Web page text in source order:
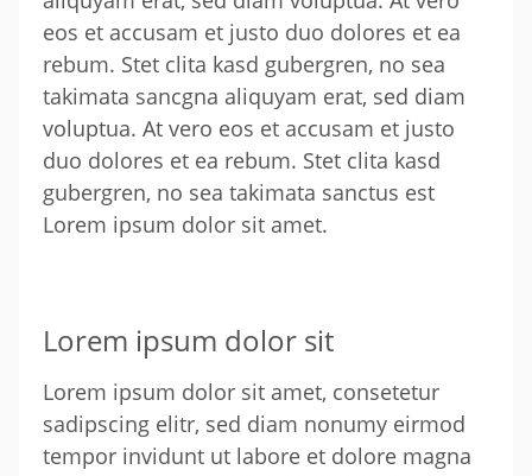
eos et accusam et justo duo dolores et ea
rebum. Stet clita kasd gubergren, no sea
takimata sancgna aliquyam erat, sed diam
voluptua. At vero eos et accusam et justo
duo dolores et ea rebum. Stet clita kasd
gubergren, no sea takimata sanctus est
Lorem ipsum dolor sit amet.
Lorem ipsum dolor sit
Lorem ipsum dolor sit amet, consetetur
sadipscing elitr, sed diam nonumy eirmod
tempor invidunt ut labore et dolore magna